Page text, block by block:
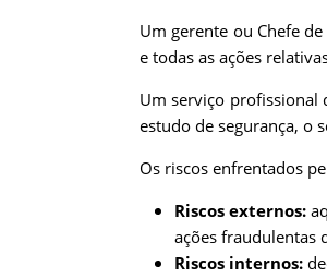
Um gerente ou Chefe
e todas as ações
Um serviço profissional
estudo de segurança, o
Os riscos enfrentados
Riscos externos:
ações fraudulentas
Riscos internos: